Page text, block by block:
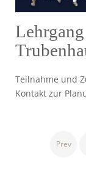
Teilnahme und
Kontakt zur
Prev